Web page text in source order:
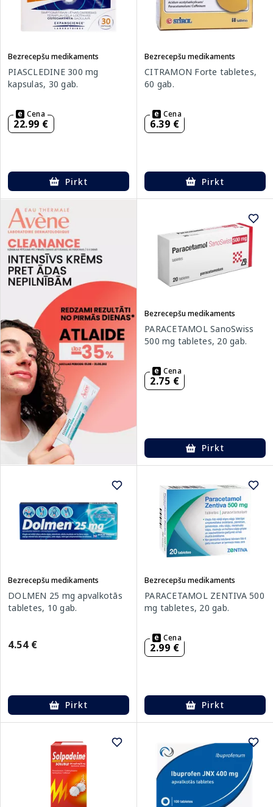
Bezrecepšu medikaments
PIASCLEDINE 300 mg
kapsulas, 30 gab.
Cena
22.99 €
Pirkt
Bezrecepšu medikaments
CITRAMON Forte tabletes,
60 gab.
Cena
6.39 €
Pirkt
Bezrecepšu medikaments
PARACETAMOL SanoSwiss
500 mg tabletes, 20 gab.
Cena
2.75 €
Pirkt
Bezrecepšu medikaments
DOLMEN 25 mg apvalkotās
tabletes, 10 gab.
4.54 €
Pirkt
Bezrecepšu medikaments
PARACETAMOL ZENTIVA 500
mg tabletes, 20 gab.
Cena
2.99 €
Pirkt